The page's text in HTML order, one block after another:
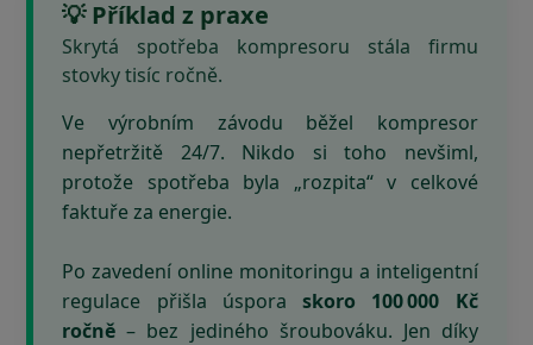
💡 Příklad z praxe
Skrytá spotřeba kompresoru stála firmu
stovky tisíc ročně.
Ve výrobním závodu běžel kompresor
nepřetržitě 24/7. Nikdo si toho nevšiml,
protože spotřeba byla „rozpita“ v celkové
faktuře za energie.
Po zavedení online monitoringu a inteligentní
regulace přišla úsporaskoro 100 000 Kč
ročně – bez jediného šroubováku. Jen díky